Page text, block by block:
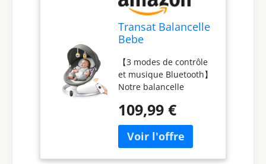
Transat Balancelle
Bebe
Transat Bébé avec
Télécommande et
Wireless pour Style
de contrôle APP,e
pour Enfants
jJusqu’à 9 kg de
Poids avec Harnais
de Sécurité 5
【3 modes de contrôle
et musique Bluetooth】
Notre balancelle
offre 3 méthodes de
contrôle pratiques,
notamment une
application pour
téléphone, une
109,99 €